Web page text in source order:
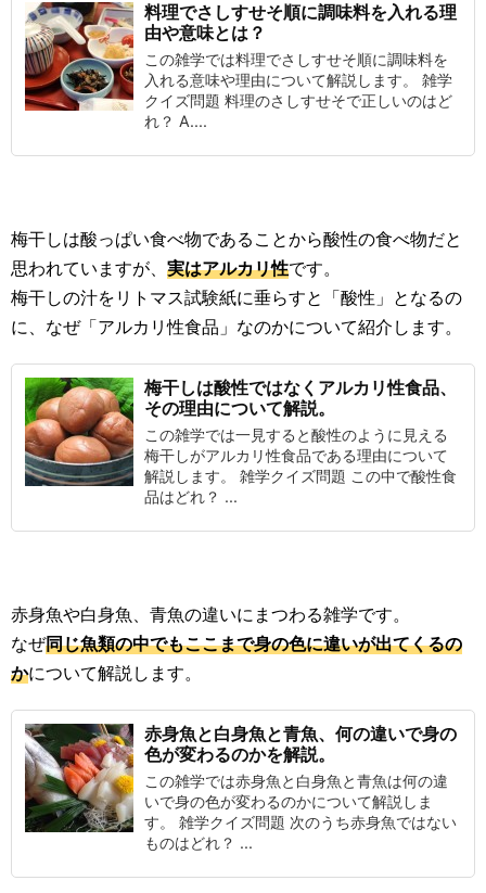
料理でさしすせそ順に調味料を入れる理
由や意味とは？
この雑学では料理でさしすせそ順に調味料を
入れる意味や理由について解説します。 雑学
クイズ問題 料理のさしすせそで正しいのはど
れ？ A....
梅干しは酸っぱい食べ物であることから酸性の食べ物だと
思われていますが、 実はアルカリ性です。
梅干しの汁をリトマス試験紙に垂らすと「酸性」となるの
に、なぜ「アルカリ性食品」なのかについて紹介します。
梅干しは酸性ではなくアルカリ性食品、
その理由について解説。
この雑学では一見すると酸性のように見える
梅干しがアルカリ性食品である理由について
解説します。 雑学クイズ問題 この中で酸性食
品はどれ？ ...
赤身魚や白身魚、青魚の違いにまつわる雑学です。
なぜ同じ魚類の中でもここまで身の色に違いが出てくるの
かについて解説します。
赤身魚と白身魚と青魚、何の違いで身の
色が変わるのかを解説。
この雑学では赤身魚と白身魚と青魚は何の違
いで身の色が変わるのかについて解説しま
す。 雑学クイズ問題 次のうち赤身魚ではない
ものはどれ？ ...